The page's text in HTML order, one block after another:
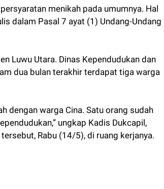
menikah pada umumnya. Hal
dalam Pasal 7 ayat (1) Undang-Undang
Luwu Utara. Dinas Kependudukan dan
dua bulan terakhir terdapat tiga warga
dengan warga Cina. Satu orang sudah
ungkap Kadis Dukcapil,
Rabu (14/5), di ruang kerjanya.